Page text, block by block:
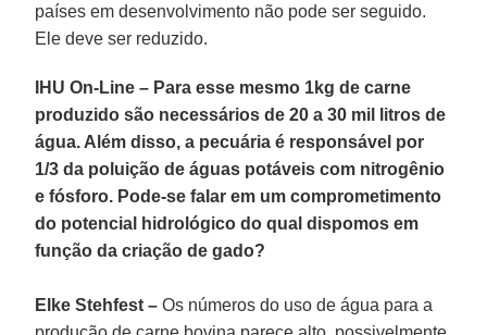
países em desenvolvimento não pode ser seguido.
Ele deve ser reduzido.
IHU On-Line – Para esse mesmo 1kg de carne
produzido são necessários de 20 a 30 mil litros de
água. Além disso, a pecuária é responsável por
1/3 da poluição de águas potáveis com nitrogênio
e fósforo. Pode-se falar em um comprometimento
do potencial hidrológico do qual dispomos em
função da criação de gado?
Elke Stehfest – Os números do uso de água para a